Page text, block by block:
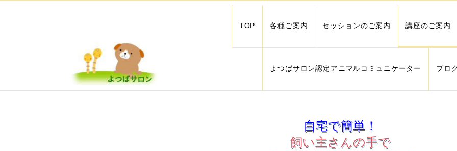
TOP 各種ご案内 セッションのご案内 講座のご案内
よつばサロン認定アニマルコミュニケーター ブロ
自宅で簡単！
飼い主さんの手で